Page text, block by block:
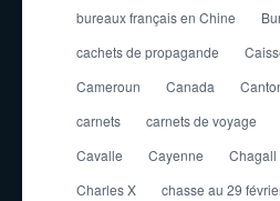
bureaux français en Chine
cachets de propagande
Cameroun
Canada
carnets
carnets de voyage
Cavalle
Cayenne Chagall
Charles X
chasse au 29